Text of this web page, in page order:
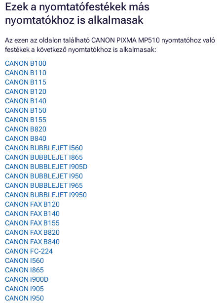
Ezek a nyomtatófestékek más
nyomtatókhoz is alkalmasak
Az ezen az oldalon található CANON PIXMA MP510 nyomtatóhoz való
festékek a következő nyomtatókhoz is alkalmasak:
CANON B100
CANON B110
CANON B115
CANON B120
CANON B140
CANON B150
CANON B155
CANON B820
CANON B840
CANON BUBBLEJET I560
CANON BUBBLEJET I865
CANON BUBBLEJET I905D
CANON BUBBLEJET I950
CANON BUBBLEJET I965
CANON BUBBLEJET I9950
CANON FAX B120
CANON FAX B140
CANON FAX B155
CANON FAX B820
CANON FAX B840
CANON FC-224
CANON I560
CANON I865
CANON I900D
CANON I905
CANON I950